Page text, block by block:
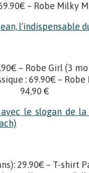
– Robe Milky
l’indispensable
– Robe Girl (3
: 69.90€ –
94,90 €
le slogan de
29.90€ – T-shirt